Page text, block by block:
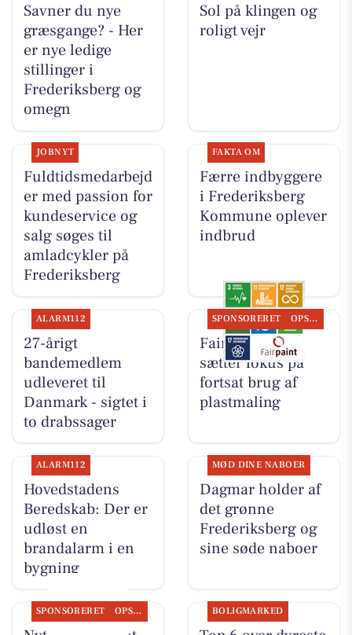
Savner du nye
græsgange? - Her
er nye ledige
stillinger i
Frederiksberg og
omegn
Sol på klingen og
roligt vejr
JOBNYT
Fuldtidsmedarbejd
er med passion for
kundeservice og
salg søges til
amladcykler på
Frederiksberg
FAKTA OM
Færre indbyggere
i Frederiksberg
Kommune oplever
indbrud
ALARM112
27-årigt
bandemedlem
udleveret til
Danmark - sigtet i
to drabssager
SPONSORERET OPSLAGSTAVLEN
Fairpaint ApS
sætter fokus på
fortsat brug af
plastmaling
ALARM112
Hovedstadens
Beredskab: Der er
udløst en
brandalarm i en
bygning
MØD DINE NABOER
Dagmar holder af
det grønne
Frederiksberg og
sine søde naboer
SPONSORERET OPSLAGSTAVLEN BOLIGMARKED